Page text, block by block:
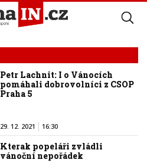
Petr Lachnit: I o Vánocích
pomáhali dobrovolníci z CSOP
Praha 5
29. 12. 2021 16:30
Kterak popeláři zvládli
vánoční nepořádek